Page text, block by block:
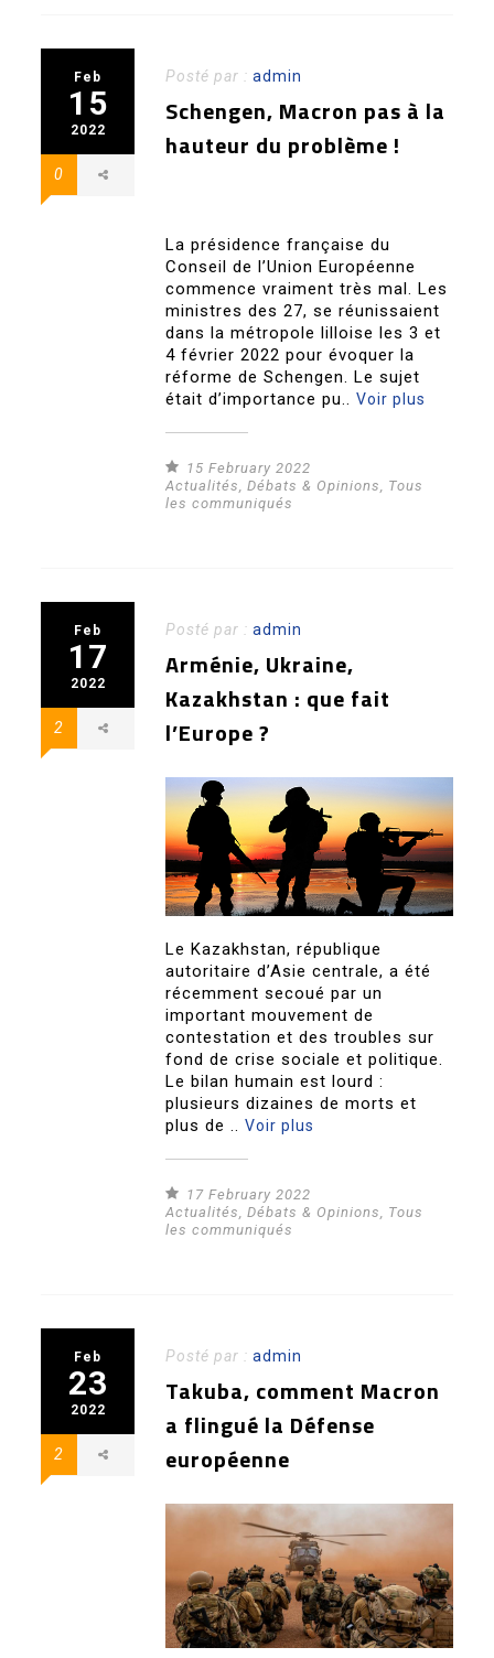
Feb
15
2022
0
Posté par :admin
Schengen, Macron pas à la
hauteur du problème !
La présidence française du
Conseil de l’Union Européenne
commence vraiment très mal. Les
ministres des 27, se réunissaient
dans la métropole lilloise les 3 et
4 février 2022 pour évoquer la
réforme de Schengen. Le sujet
était d’importance pu..Voir plus
15 February 2022
Actualités ,Débats & Opinions
Tous
les communiqués
Feb
17
2022
2
Posté par :admin
Arménie, Ukraine,
Kazakhstan : que fait
l’Europe ?
Le Kazakhstan, république
autoritaire d’Asie centrale, a été
récemment secoué par un
important mouvement de
contestation et des troubles sur
fond de crise sociale et politique.
Le bilan humain est lourd :
plusieurs dizaines de morts et
plus de ..Voir plus
17 February 2022
Actualités ,Débats & Opinions
Tous
les communiqués
Feb
23
2022
2
Posté par :admin
Takuba, comment Macron
a flingué la Défense
européenne